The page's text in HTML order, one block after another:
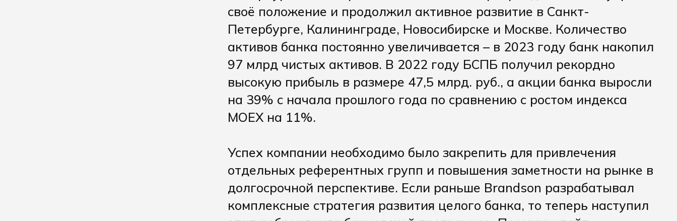
своё положение и продолжил активное развитие в Санкт-
Петербурге, Калининграде, Новосибирске и Москве. Количество
активов банка постоянно увеличивается – в 2023 году банк накопил
97 млрд чистых активов. В 2022 году БСПБ получил рекордно
высокую прибыль в размере 47,5 млрд. руб., а акции банка выросли
на 39% с начала прошлого года по сравнению с ростом индекса
MOEX на 11%.
Успех компании необходимо было закрепить для привлечения
отдельных референтных групп и повышения заметности на рынке в
долгосрочной перспективе. Если раньше Brandson разрабатывал
комплексные стратегия развития целого банка, то теперь наступил